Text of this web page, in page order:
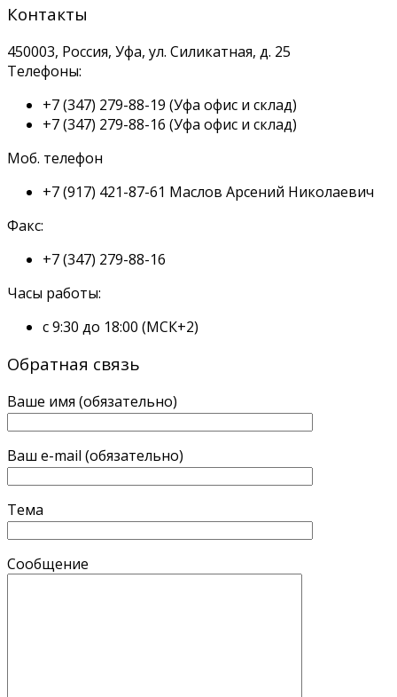
Контакты
450003, Россия, Уфа, ул. Силикатная, д. 25
Телефоны:
+7 (347) 279-88-19 (Уфа офис и склад)
+7 (347) 279-88-16 (Уфа офис и склад)
Моб. телефон
+7 (917) 421-87-61 Маслов Арсений Николаевич
Факс:
+7 (347) 279-88-16
Часы работы:
с 9:30 до 18:00 (МСК+2)
Обратная связь
Ваше имя (обязательно)
Ваш e-mail (обязательно)
Тема
Сообщение